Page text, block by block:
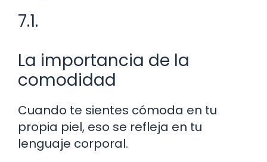
7.1.
La importancia de la
comodidad
Cuando te sientes cómoda en tu
propia piel, eso se refleja en tu
lenguaje corporal.